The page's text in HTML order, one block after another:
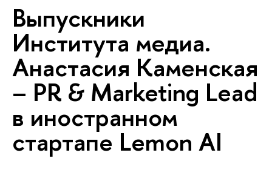
Выпускники
Института медиа.
Анастасия Каменская
– PR & Marketing Lead
в иностранном
стартапе Lemon AI